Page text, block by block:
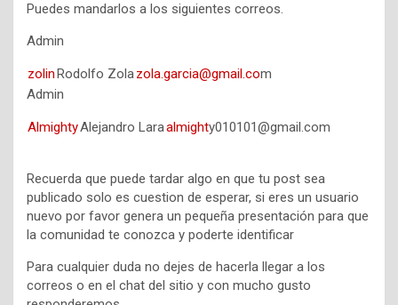
Puedes mandarlos a los siguientes correos.
Admin
zolin Rodolfo Zolazola.garcia@gmail.com
Admin
AlmightyAlejandro Laraalmighty010101@gmail.com
Recuerda que puede tardar algo en que tu post sea
publicado solo es cuestion de esperar, si eres un usuario
nuevo por favor genera un pequeña presentación para que
la comunidad te conozca y poderte identificar
Para cualquier duda no dejes de hacerla llegar a los
correos o en el chat del sitio y con mucho gusto